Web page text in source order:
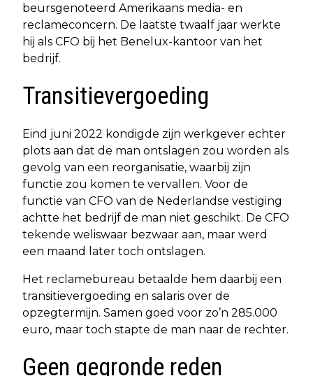
beursgenoteerd Amerikaans media- en
reclameconcern. De laatste twaalf jaar werkte
hij als CFO bij het Benelux-kantoor van het
bedrijf.
Transitievergoeding
Eind juni 2022 kondigde zijn werkgever echter
plots aan dat de man ontslagen zou worden als
gevolg van een reorganisatie, waarbij zijn
functie zou komen te vervallen. Voor de
functie van CFO van de Nederlandse vestiging
achtte het bedrijf de man niet geschikt. De CFO
tekende weliswaar bezwaar aan, maar werd
een maand later toch ontslagen.
Het reclamebureau betaalde hem daarbij een
transitievergoeding en salaris over de
opzegtermijn. Samen goed voor zo’n 285.000
euro, maar toch stapte de man naar de rechter.
Geen gegronde reden